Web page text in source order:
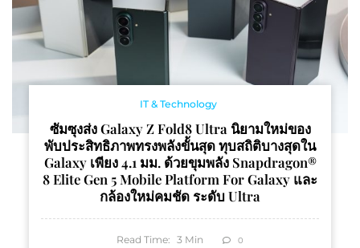
IT & Technology
ซัมซุงส่ง Galaxy Z Fold8 Ultra นิยามใหม่ของ
พับประสิทธิภาพทรงพลังขั้นสุด ทุบสถิติบางสุดใน
Galaxy เพียง 4.1 มม. ด้วยขุมพลัง Snapdragon®
8 Elite Gen 5 Mobile Platform For Galaxy และ
กล้องใหม่คมชัด ระดับ Ultra
Read Time: 3 Min 0